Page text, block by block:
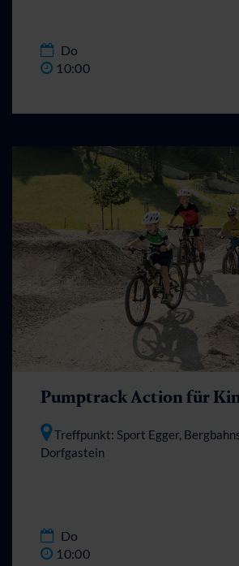
Do
10:00
Pumptrack Action für
Treffpunkt: Sport Egger,
Dorfgastein
Do
10:00